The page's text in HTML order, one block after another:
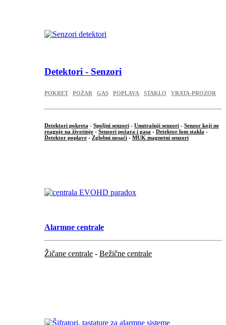
Detektori - Senzori
POKRET POŽAR GAS POPLAVA STAKLO VRATA-PROZOR
Detektori pokreta - Spoljni senzori - Unutrašnji senzori - Senzor koji ne
reaguje na životinje - Senzori požara i gasa - Detektor lom stakla -
Detektor poplave - Zglobni nosači - MUK magnetni senzori
Alarmne centrale
Žičane centrale - Bežične centrale